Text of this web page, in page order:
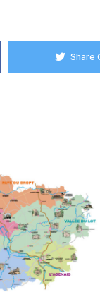
Share